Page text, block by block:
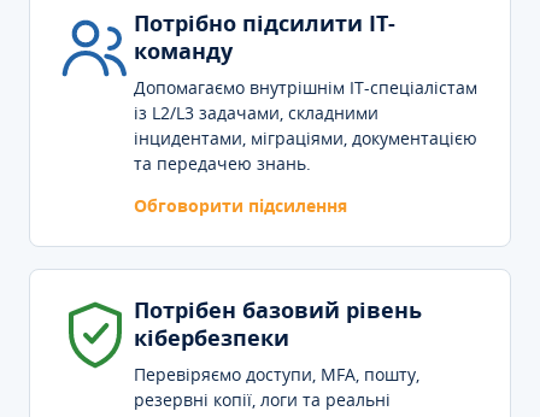
Потрібно підсилити IT-
команду
Допомагаємо внутрішнім IT-спеціалістам
із L2/L3 задачами, складними
інцидентами, міграціями, документацією
та передачею знань.
Обговорити підсилення
Потрібен базовий рівень
кібербезпеки
Перевіряємо доступи, MFA, пошту,
резервні копії, логи та реальні